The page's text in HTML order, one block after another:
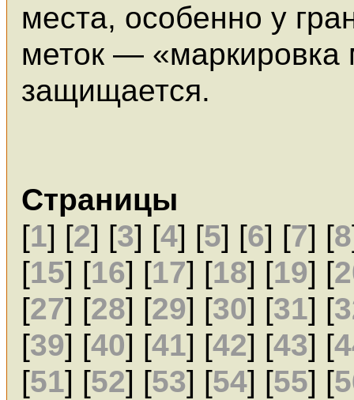
места, особенно у
меток — «маркировка
защищается.
Страницы
[1] [2] [3] [4] [5] [6] [7] [8
[15] [16] [17] [18] [19] [
[27] [28] [29] [30] [31] [
[39] [40] [41] [42] [43] [
[51] [52] [53] [54] [55] [